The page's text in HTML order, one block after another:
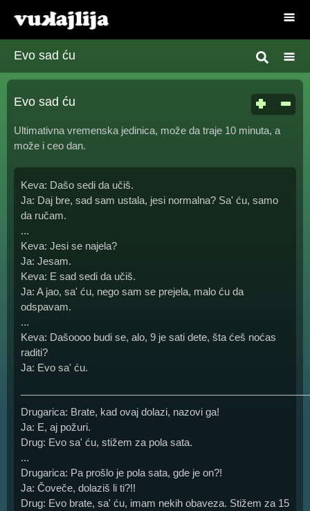
Evo sad ću
Evo sad ću
Ultimativna vremenska jedinica, može da traje 10 minuta, a
može i ceo dan.
Keva: Dašo sedi da učiš.
Ja: Daj bre, sad sam ustala, jesi normalna? Sa' ću, samo
da ručam.
...
Keva: Jesi se najela?
Ja: Jesam.
Keva: E sad sedi da učiš.
Ja: A jao, sa' ću, nego sam se prejela, malo ću da
odspavam.
...
Keva: Dašoooo budi se, alo, 9 je sati dete, šta ćeš noćas
raditi?
Ja: Evo sa' ću.
Drugarica: Brate, kad ovaj dolazi, nazovi ga!
Ja: E, aj požuri.
Drug: Evo sa' ću, stižem za pola sata.
...
Drugarica: Pa prošlo je pola sata, gde je on?!
Ja: Čoveče, dolaziš li ti?!!
Drug: Evo brate, sa' ću, imam nekih obaveza. Stižem za 15